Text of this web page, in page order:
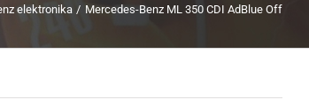
elektronika Mercedes-Benz ML 350 CDI AdBlue Off